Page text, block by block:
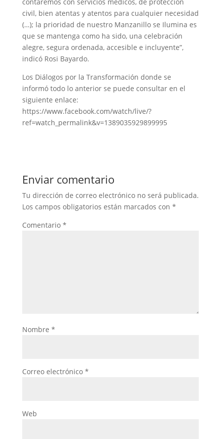
civil, bien atentas y atentos para cualquier necesidad
(…); la prioridad de nuestro Manzanillo se Ilumina es
que se mantenga como ha sido, una celebración
alegre, segura ordenada, accesible e incluyente”,
indicó Rosi Bayardo.
Los Diálogos por la Transformación donde se
informó todo lo anterior se puede consultar en el
siguiente enlace:
https://www.facebook.com/watch/live/?
ref=watch_permalink&v=1389035929899995
Enviar comentario
Tu dirección de correo electrónico no será publicada.
Los campos obligatorios están marcados con *
Comentario *
Nombre *
Correo electrónico *
Web